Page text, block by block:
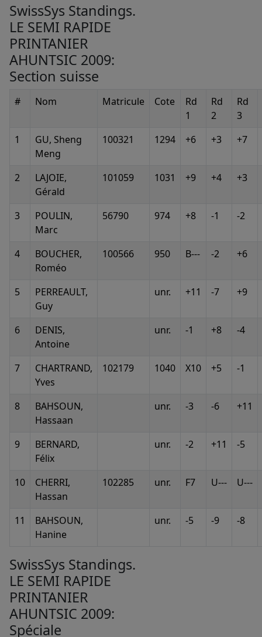
SwissSys Standings.
LE SEMI RAPIDE
PRINTANIER
AHUNTSIC 2009:
Section suisse
# Nom Matricule Cote
Rd
1
Rd
2
Rd
3
1
GU, Sheng
Meng
100321 1294 +6 +3 +7
2
LAJOIE,
Gérald
101059 1031 +9 +4 +3
3
POULIN,
Marc
56790 974 +8 -1 -2
4
BOUCHER,
Roméo
100566 950 B--- -2 +6
5
PERREAULT,
Guy
unr. +11 -7 +9
6
DENIS,
Antoine
unr. -1 +8 -4
7
CHARTRAND,
Yves
102179 1040 X10 +5 -1
8
BAHSOUN,
Hassaan
unr. -3 -6 +11
9
BERNARD,
Félix
unr. -2 +11 -5
10
CHERRI,
Hassan
102285 unr. F7 U--- U---
11
BAHSOUN,
Hanine
unr. -5 -9 -8
SwissSys Standings.
LE SEMI RAPIDE
PRINTANIER
AHUNTSIC 2009:
Spéciale